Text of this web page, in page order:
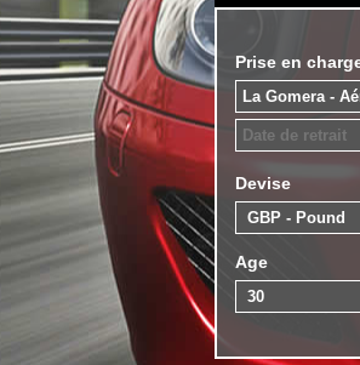
Prise en
Devise
Age